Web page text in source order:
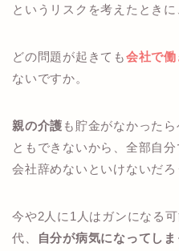
というリスクを考えたとき
どの問題が起きても会社で
ないですか。
親の介護 も貯金がなかった
ともできないから、全部自
会社辞めないといけないだろ
今や2人に1人はガンになる
代、
自分が病気になってしま